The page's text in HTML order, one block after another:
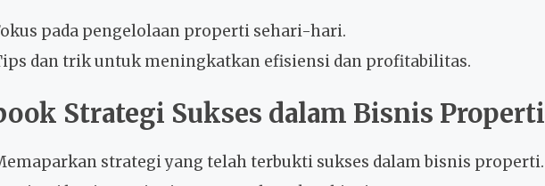
pada pengelolaan properti sehari-hari.
dan trik untuk meningkatkan efisiensi dan profitabilitas.
Strategi Sukses dalam Bisnis Properti
strategi yang telah terbukti sukses dalam bisnis properti.